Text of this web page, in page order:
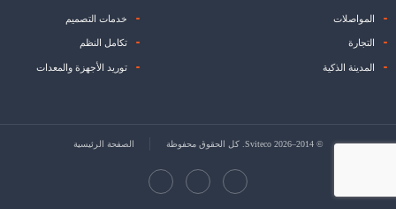
المواصلات
التجارة
المدينة الذكية
خدمات التصميم
تكامل النظم
توريد الأجهزة والمعدات
© 2014–2026 Sviteco. كل الحقوق محفوظة الصفحة الرئيسية